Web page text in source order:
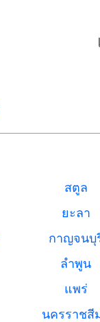
สตูล
ยะลา
กาญจนบุ
ลำพูน
แพร่
นครราชสี